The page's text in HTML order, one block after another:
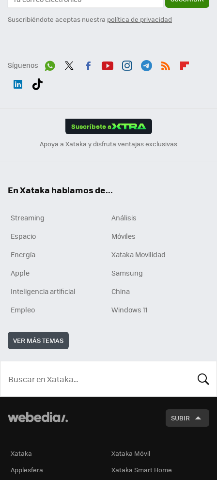
Suscribiéndote aceptas nuestra política de privacidad
Síguenos
Suscríbete a
Apoya a Xataka y disfruta ventajas exclusivas
En Xataka hablamos de...
Streaming
Análisis
Espacio
Móviles
Energía
Xataka Movilidad
Apple
Samsung
Inteligencia artificial
China
Empleo
Windows 11
VER MÁS TEMAS
SUBIR
Xataka
Xataka Móvil
Applesfera
Xataka Smart Home